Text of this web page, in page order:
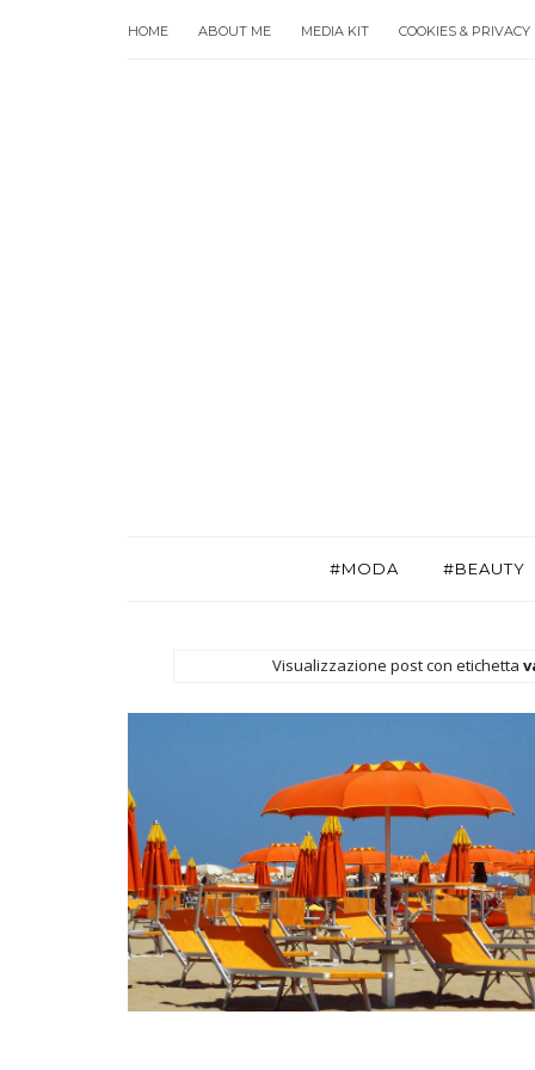
HOME ABOUT ME MEDIA KIT COOKIES & PRIVACY
#MODA #BEAUTY
Visualizzazione post con etichetta